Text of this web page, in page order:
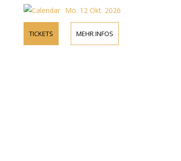
Mo. 12 Okt. 2026
TICKETS MEHR INFOS